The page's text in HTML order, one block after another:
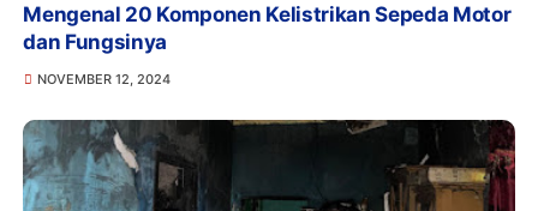
Mengenal 20 Komponen Kelistrikan Sepeda Motor
dan Fungsinya
NOVEMBER 12, 2024